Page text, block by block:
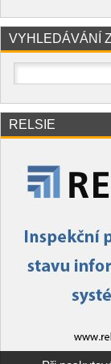
VYHLEDÁVÁNÍ
RELSIE